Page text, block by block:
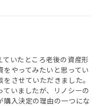
いたところ老後の資産形
やってみたいと思ってい
させていただきました。
いましたが、リノシーの
入決定の理由の一つにな